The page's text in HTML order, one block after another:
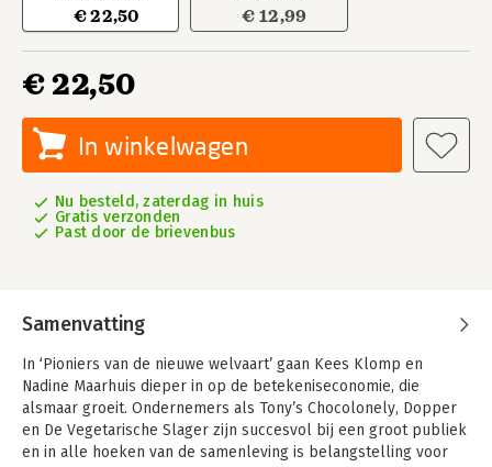
€ 22,50 € 12,99
€ 22,50
In winkelwagen
Nu besteld, zaterdag in huis
Gratis verzonden
Past door de brievenbus
Samenvatting
In ‘Pioniers van de nieuwe welvaart’ gaan Kees Klomp en
Nadine Maarhuis dieper in op de betekeniseconomie, die
alsmaar groeit. Ondernemers als Tony’s Chocolonely, Dopper
en De Vegetarische Slager zijn succesvol bij een groot publiek
en in alle hoeken van de samenleving is belangstelling voor